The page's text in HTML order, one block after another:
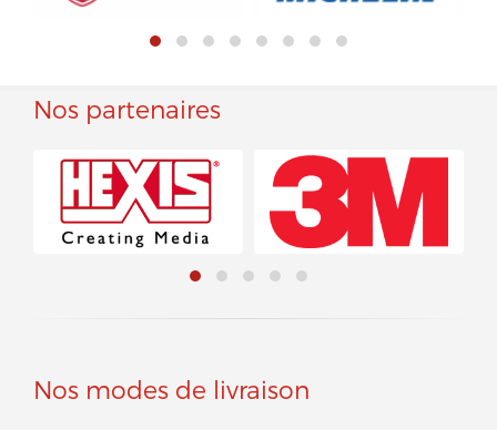
Nos partenaires
Nos modes de livraison